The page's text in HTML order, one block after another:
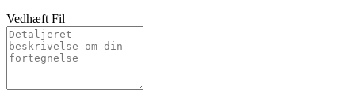
Vedhæft Fil